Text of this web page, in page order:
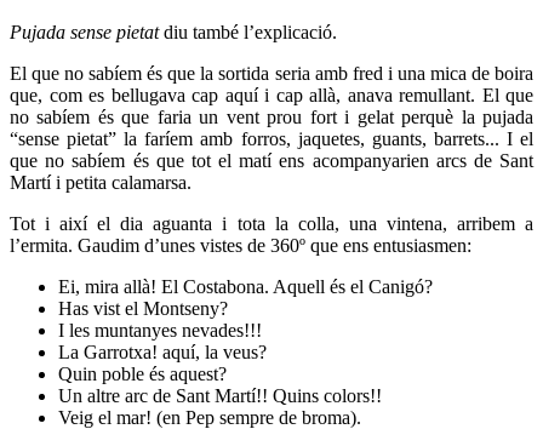
Pujada sense pietatdiu també l’explicació.
El que no sabíem és que la sortida seria amb fred i una mica de boira
que, com es bellugava cap aquí i cap allà, anava remullant. El que
no sabíem és que faria un vent prou fort i gelat perquè la pujada
“sense pietat” la faríem amb forros, jaquetes, guants, barrets... I el
que no sabíem és que tot el matí ens acompanyarien arcs de Sant
Martí i petita calamarsa.
Tot i així el dia aguanta i tota la colla, una vintena, arribem a
l’ermita. Gaudim d’unes vistes de 360º que ens entusiasmen:
Ei, mira allà! El Costabona. Aquell és el Canigó?
Has vist el Montseny?
I les muntanyes nevades!!!
La Garrotxa! aquí, la veus?
Quin poble és aquest?
Un altre arc de Sant Martí!! Quins colors!!
Veig el mar! (en Pep sempre de broma).